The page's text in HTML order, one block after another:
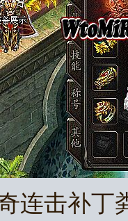
连击补丁